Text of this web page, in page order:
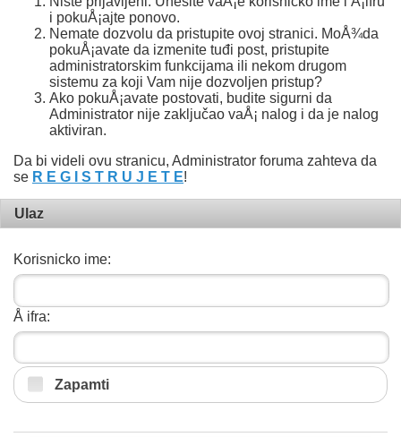
i pokuÅ¡ajte ponovo.
Nemate dozvolu da pristupite ovoj stranici. MoÅ¾da
pokuÅ¡avate da izmenite tuđi post, pristupite
administratorskim funkcijama ili nekom drugom
sistemu za koji Vam nije dozvoljen pristup?
Ako pokuÅ¡avate postovati, budite sigurni da
Administrator nije zaključao vaÅ¡ nalog i da je nalog
aktiviran.
Da bi videli ovu stranicu, Administrator foruma zahteva da
se R E G I S T R U J E T E!
Ulaz
Korisnicko ime:
Å ifra:
Zapamti